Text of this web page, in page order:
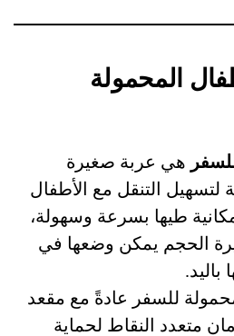
المحمولة
هي عربة صغيرة
التنقل مع الأطفال
طيها بسرعة وسهولة،
الحجم يمكن وضعها في
باليد.
للسفر عادةً مع مقعد
متعدد النقاط لحماية